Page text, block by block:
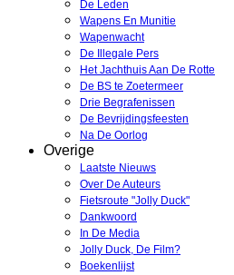
De Leden
Wapens En Munitie
Wapenwacht
De Illegale Pers
Het Jachthuis Aan De Rotte
De BS te Zoetermeer
Drie Begrafenissen
De Bevrijdingsfeesten
Na De Oorlog
Overige
Laatste Nieuws
Over De Auteurs
Fietsroute "Jolly Duck"
Dankwoord
In De Media
Jolly Duck, De Film?
Boekenlijst